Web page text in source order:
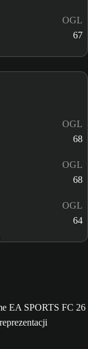
OGL
67
OGL
68
OGL
68
OGL
64